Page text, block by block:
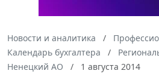
Новости и аналитика
Календарь бухгалтера
Ненецкий АО
1 августа 2014